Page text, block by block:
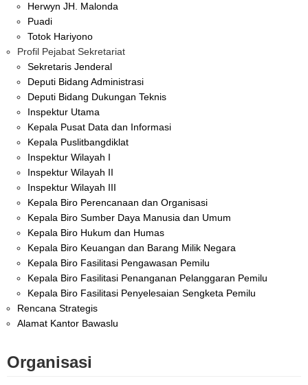
Herwyn JH. Malonda
Puadi
Totok Hariyono
Profil Pejabat Sekretariat
Sekretaris Jenderal
Deputi Bidang Administrasi
Deputi Bidang Dukungan Teknis
Inspektur Utama
Kepala Pusat Data dan Informasi
Kepala Puslitbangdiklat
Inspektur Wilayah I
Inspektur Wilayah II
Inspektur Wilayah III
Kepala Biro Perencanaan dan Organisasi
Kepala Biro Sumber Daya Manusia dan Umum
Kepala Biro Hukum dan Humas
Kepala Biro Keuangan dan Barang Milik Negara
Kepala Biro Fasilitasi Pengawasan Pemilu
Kepala Biro Fasilitasi Penanganan Pelanggaran Pemilu
Kepala Biro Fasilitasi Penyelesaian Sengketa Pemilu
Rencana Strategis
Alamat Kantor Bawaslu
Organisasi